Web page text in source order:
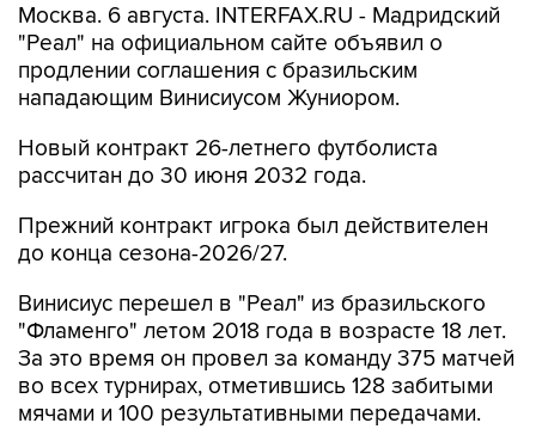
Москва. 6 августа. INTERFAX.RU - Мадридский
"Реал" на официальном сайте объявил о
продлении соглашения с бразильским
нападающим Винисиусом Жуниором.
Новый контракт 26-летнего футболиста
рассчитан до 30 июня 2032 года.
Прежний контракт игрока был действителен
до конца сезона-2026/27.
Винисиус перешел в "Реал" из бразильского
"Фламенго" летом 2018 года в возрасте 18 лет.
За это время он провел за команду 375 матчей
во всех турнирах, отметившись 128 забитыми
мячами и 100 результативными передачами.